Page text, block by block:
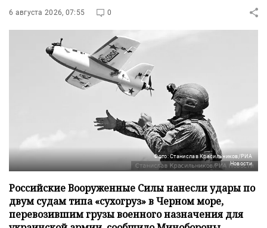
6 августа 2026, 07:55 0
Фото: Станислав Красильников/РИА
Новости
Российские Вооруженные Силы нанесли удары по
двум судам типа «сухогруз» в Черном море,
перевозившим грузы военного назначения для